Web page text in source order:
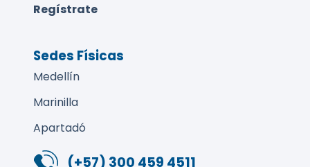
Regístrate
Sedes Físicas
Medellín
Marinilla
Apartadó
(+57) 300 459 4511